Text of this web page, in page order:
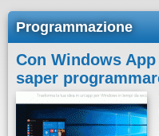
Programmazione
Con Windows
saper